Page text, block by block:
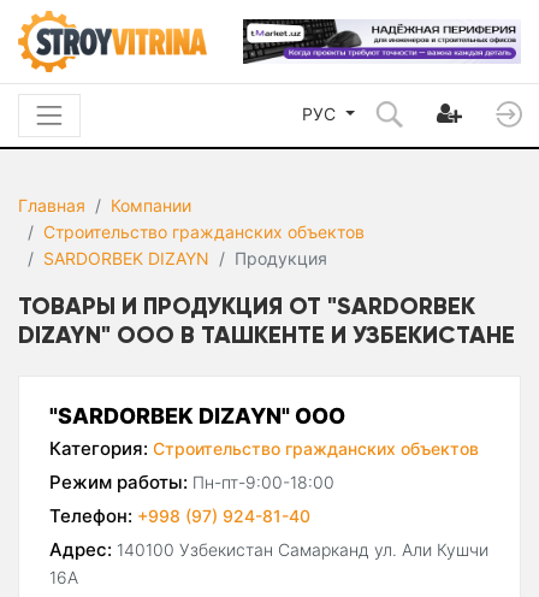
РУС
Главная
Компании
Строительство гражданских объектов
SARDORBEK DIZAYN
Продукция
ТОВАРЫ И ПРОДУКЦИЯ ОТ "SARDORBEK
DIZAYN" ООО В ТАШКЕНТЕ И УЗБЕКИСТАНЕ
"SARDORBEK DIZAYN" ООО
Категория: Строительство гражданских объектов
Режим работы: Пн-пт-9:00-18:00
Телефон: +998 (97) 924-81-40
Адрес: 140100 Узбекистан Самарканд ул. Али Кушчи
16А